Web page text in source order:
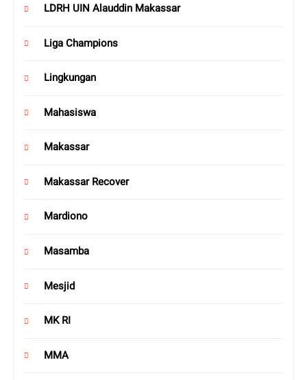
LDRH UIN Alauddin Makassar
Liga Champions
Lingkungan
Mahasiswa
Makassar
Makassar Recover
Mardiono
Masamba
Mesjid
MK RI
MMA